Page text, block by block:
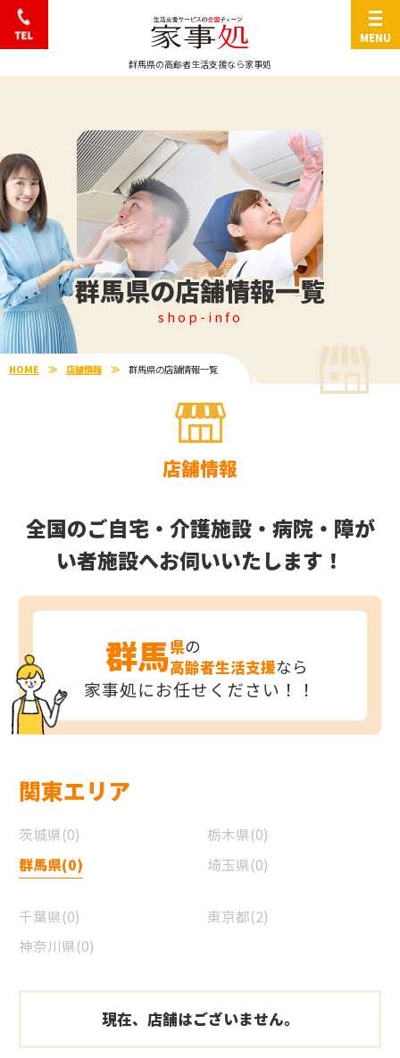
群馬県の高齢者生活支援なら家事処
群馬県の店舗情報一覧
shop-info
HOME 店舗情報 群馬県の店舗情報一覧
店舗情報
全国のご自宅・介護施設・病院・障が
い者施設へお伺いいたします！
群馬県の
高齢者生活支援なら
家事処にお任せください！！
関東エリア
茨城県(0)
栃木県(0)
群馬県(0)
埼玉県(0)
千葉県(0)
東京都(2)
神奈川県(0)
現在、店舗はございません。